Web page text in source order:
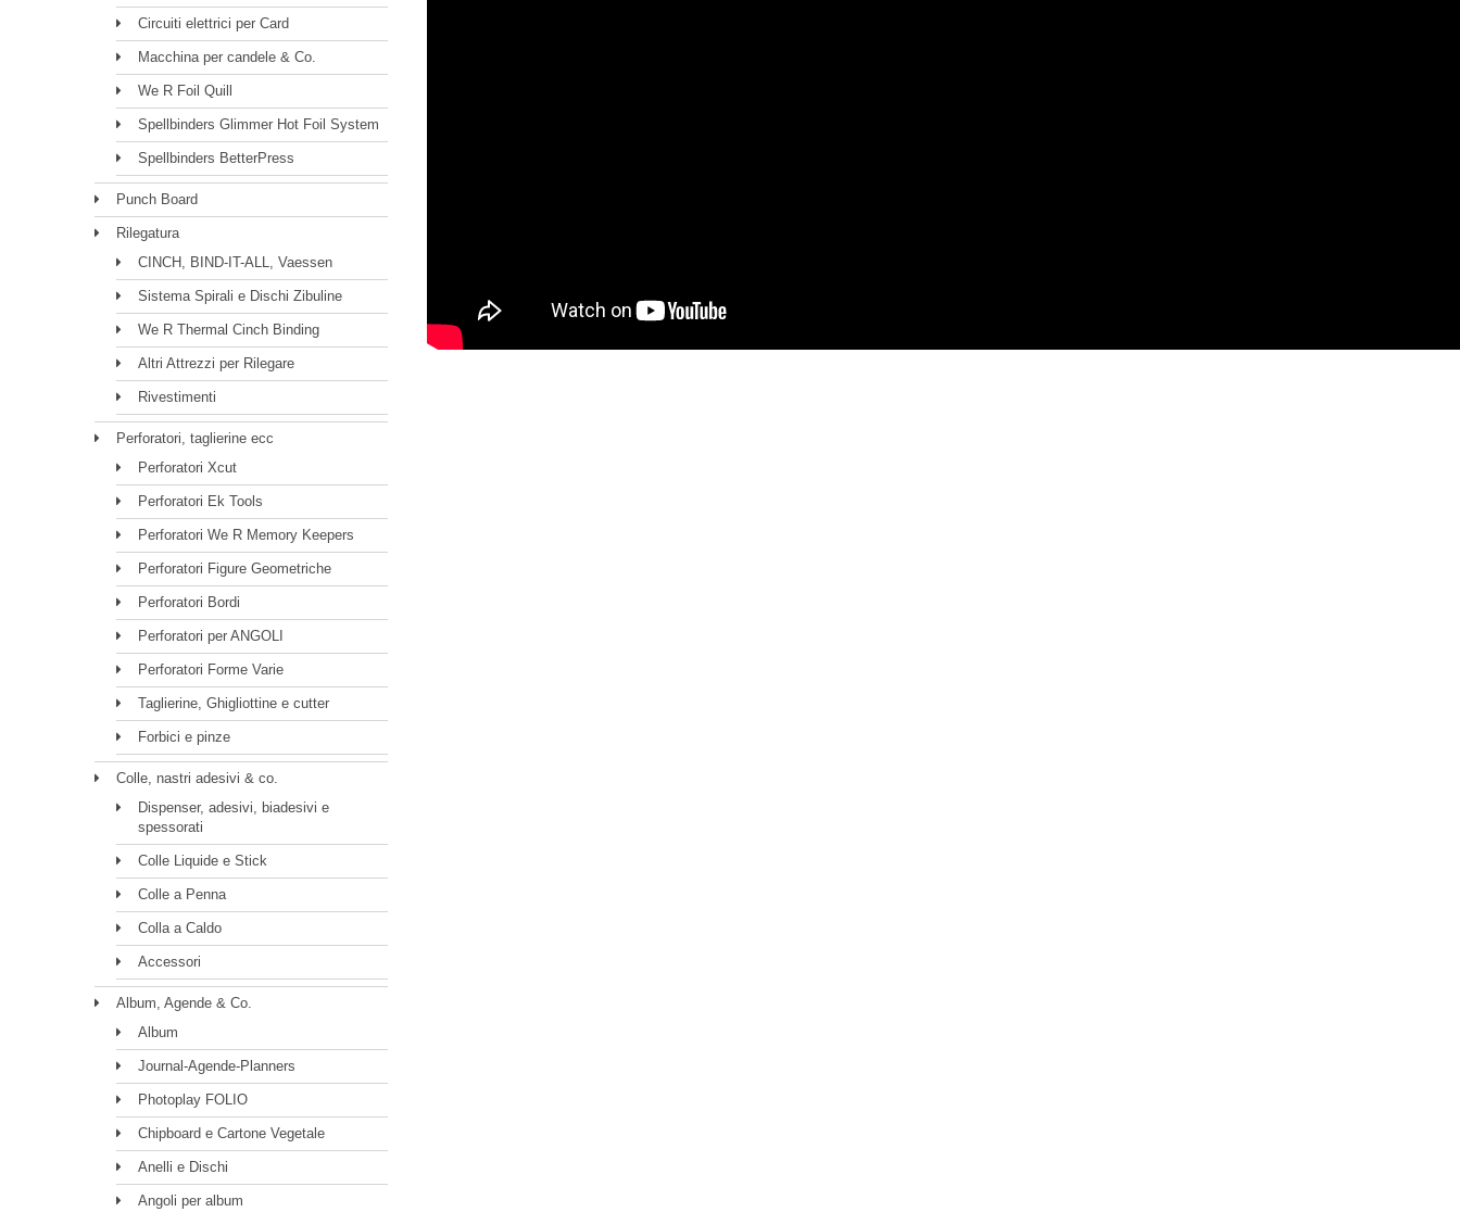
Circuiti elettrici per Card
Macchina per candele & Co.
We R Foil Quill
Spellbinders Glimmer Hot Foil System
Spellbinders BetterPress
Punch Board
Rilegatura
CINCH, BIND-IT-ALL, Vaessen
Sistema Spirali e Dischi Zibuline
We R Thermal Cinch Binding
Altri Attrezzi per Rilegare
Rivestimenti
Perforatori, taglierine ecc
Perforatori Xcut
Perforatori Ek Tools
Perforatori We R Memory Keepers
Perforatori Figure Geometriche
Perforatori Bordi
Perforatori per ANGOLI
Perforatori Forme Varie
Taglierine, Ghigliottine e cutter
Forbici e pinze
Colle, nastri adesivi & co.
Dispenser, adesivi, biadesivi e
spessorati
Colle Liquide e Stick
Colle a Penna
Colla a Caldo
Accessori
Album, Agende & Co.
Album
Journal-Agende-Planners
Photoplay FOLIO
Chipboard e Cartone Vegetale
Anelli e Dischi
Angoli per album